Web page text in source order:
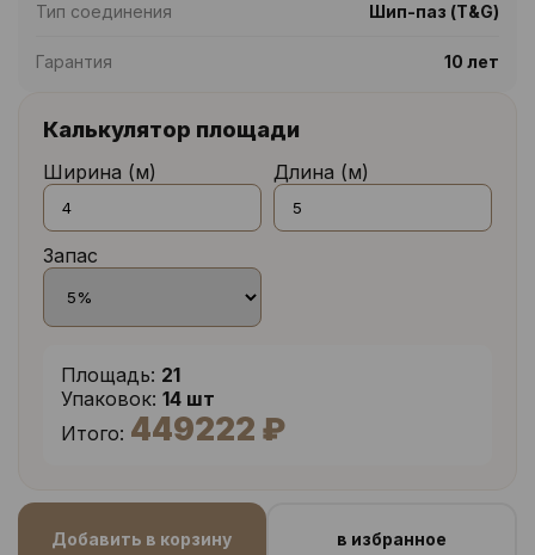
Тип соединения Шип-паз (T&G)
Гарантия 10 лет
Калькулятор площади
Ширина (м) Длина (м)
Запас
Площадь: 21
Упаковок: 14 шт
Итого: 449222 ₽
Добавить в корзину в избранное